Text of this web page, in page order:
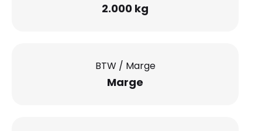
2.000 kg
BTW / Marge
Marge